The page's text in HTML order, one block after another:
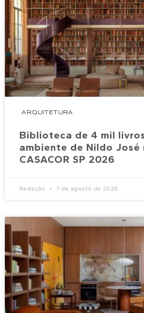
ARQUITETURA
Biblioteca de 4 mil
ambiente de Nildo José
CASACOR SP 2026
Redação 7 de agosto de 2026